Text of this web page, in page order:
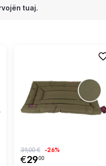
tuaj.
€2900
39,00 € -26%